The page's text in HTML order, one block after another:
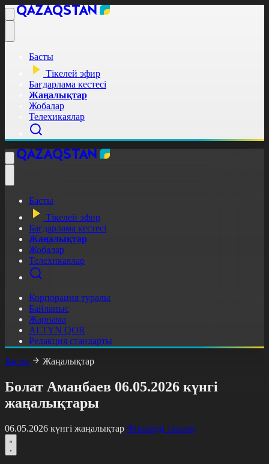
Басты
Тікелей эфир
Бағдарлама кестесі
Жаңалықтар
Жобалар
Телехикаялар
Басты
Тікелей эфир
Бағдарлама кестесі
Жаңалықтар
Жобалар
Телехикаялар
Корпорация туралы
Байланыс
Жарнама
ALTYN QOR
Редакция стандарты
Басты
Жаңалықтар
Болат Аманбаев 06.05.2026 күнгі
жаңалықтары
06.05.2026 күнгі жаңалықтар Фильтрді тазалау